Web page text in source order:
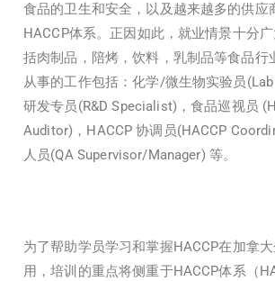
食品的卫生和安全，以及越来越多的供应
HACCP体系。正因如此，就业情景十分
括肉制品，陪烤，饮料，乳制品等食品行
从事的工作包括：化学/微生物实验员
研发专员(R&D Specialist)，食品巡视员
Auditor)，HACCP 协调员(HACCP
人员(QA Supervisor/Manager) 等。
为了帮助学员学习和掌握HACCP在加拿
用，培训的重点将侧重于HACCP体系（